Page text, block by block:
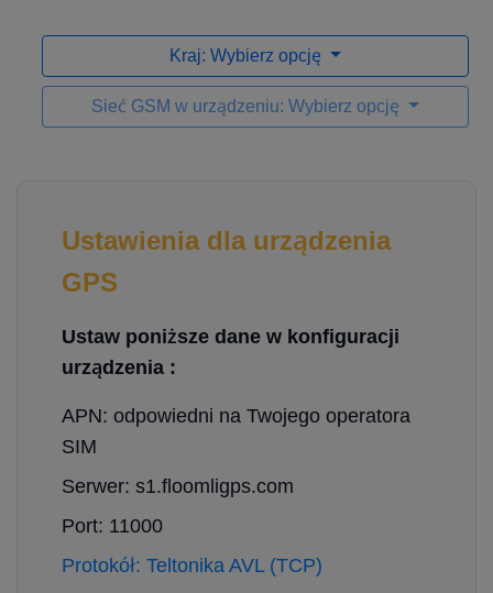
Kraj: Wybierz opcję
Sieć GSM w urządzeniu: Wybierz opcję
Ustawienia dla urządzenia
GPS
Ustaw poniższe dane w konfiguracji
urządzenia :
APN: odpowiedni na Twojego operatora
SIM
Serwer: s1.floomligps.com
Port: 11000
Protokół: Teltonika AVL (TCP)